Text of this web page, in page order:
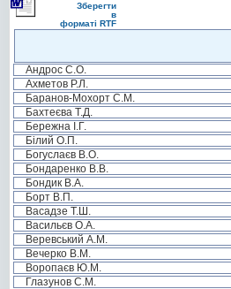
Зберегти
в
форматі RTF
Андрос С.О.
Ахметов Р.Л.
Баранов-Мохорт С.М.
Бахтеєва Т.Д.
Бережна І.Г.
Білий О.П.
Богуслаєв В.О.
Бондаренко В.В.
Бондик В.А.
Борт В.П.
Васадзе Т.Ш.
Васильєв О.А.
Веревський А.М.
Вечерко В.М.
Воропаєв Ю.М.
Глазунов С.М.